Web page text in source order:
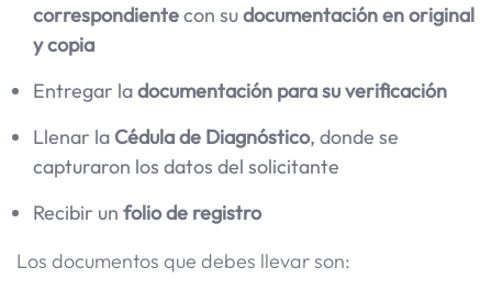
correspondientecon sudocumentación en original
y copia
Entregar ladocumentación para su verificación
Llenar la Cédula de Diagnóstico, donde se
capturaron los datos del solicitante
Recibir un folio de registro
Los documentos que debes llevar son: